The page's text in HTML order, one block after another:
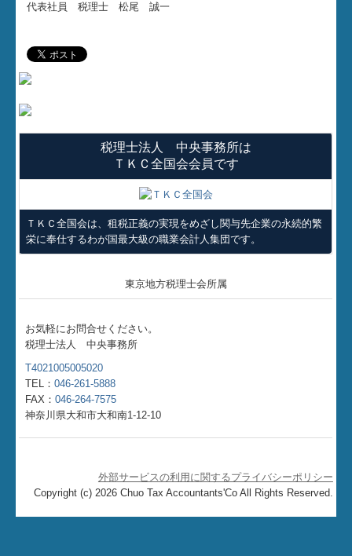
税理士法人 中央事務所は
ＴＫＣ全国会会員です
ＴＫＣ全国会は、租税正義の実現をめざし関与先企業の永続的繁
栄に奉仕するわが国最大級の職業会計人集団です。
東京地方税理士会所属
お気軽にお問合せください。
税理士法人 中央事務所
T4021005005020
TEL：046-261-5888
FAX：046-264-7575
神奈川県大和市大和南1-12-10
代表社員 税理士 松尾 誠一
外部サービスの利用に関するプライバシーポリシー
Copyright (c) 2026 Chuo Tax Accountants'Co All Rights Reserved.